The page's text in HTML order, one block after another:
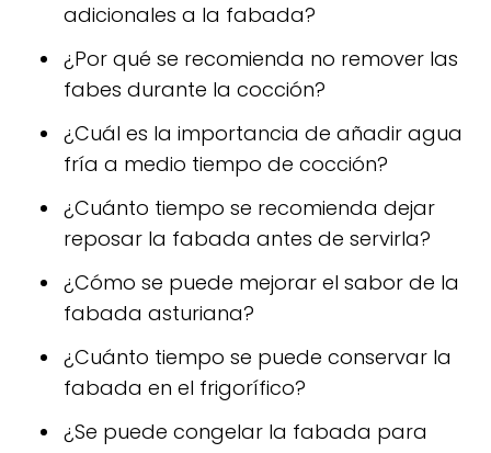
adicionales a la fabada?
¿Por qué se recomienda no remover las
fabes durante la cocción?
¿Cuál es la importancia de añadir agua
fría a medio tiempo de cocción?
¿Cuánto tiempo se recomienda dejar
reposar la fabada antes de servirla?
¿Cómo se puede mejorar el sabor de la
fabada asturiana?
¿Cuánto tiempo se puede conservar la
fabada en el frigorífico?
¿Se puede congelar la fabada para